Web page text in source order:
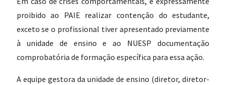
proibido ao PAIE realizar contenção do estudante,
exceto se o profissional tiver apresentado previamente
à unidade de ensino e ao NUESP documentação
comprobatória de formação específica para essa ação.
A equipe gestora da unidade de ensino (diretor, diretor-